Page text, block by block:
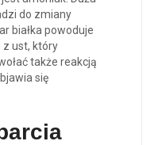
do zmiany
białka powoduje
ust, który
także reakcją
się